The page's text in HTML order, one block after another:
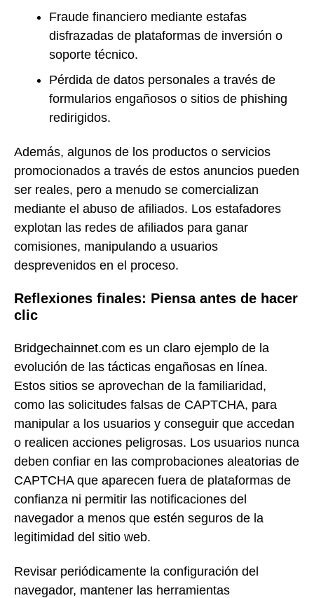
Fraude financiero mediante estafas
disfrazadas de plataformas de inversión o
soporte técnico.
Pérdida de datos personales a través de
formularios engañosos o sitios de phishing
redirigidos.
Además, algunos de los productos o servicios
promocionados a través de estos anuncios pueden
ser reales, pero a menudo se comercializan
mediante el abuso de afiliados. Los estafadores
explotan las redes de afiliados para ganar
comisiones, manipulando a usuarios
desprevenidos en el proceso.
Reflexiones finales: Piensa antes de hacer
clic
Bridgechainnet.com es un claro ejemplo de la
evolución de las tácticas engañosas en línea.
Estos sitios se aprovechan de la familiaridad,
como las solicitudes falsas de CAPTCHA, para
manipular a los usuarios y conseguir que accedan
o realicen acciones peligrosas. Los usuarios nunca
deben confiar en las comprobaciones aleatorias de
CAPTCHA que aparecen fuera de plataformas de
confianza ni permitir las notificaciones del
navegador a menos que estén seguros de la
legitimidad del sitio web.
Revisar periódicamente la configuración del
navegador, mantener las herramientas